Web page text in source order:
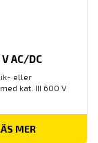
AC/DC
eller
kat. III 600 V
MER